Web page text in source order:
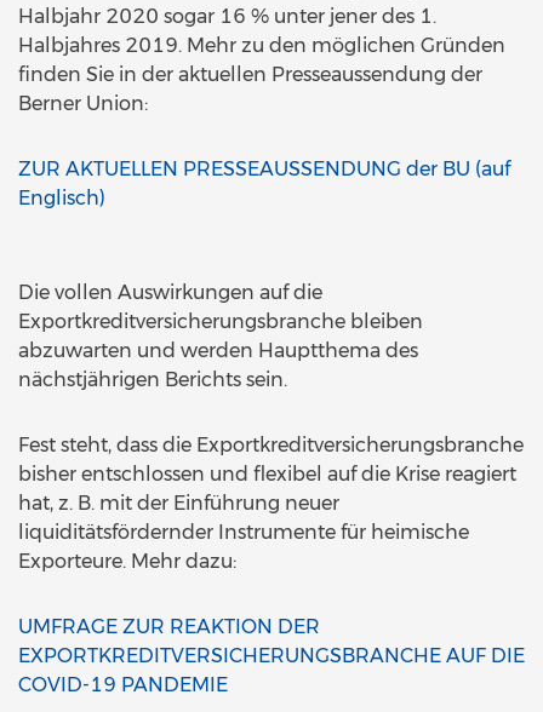
Halbjahr 2020 sogar 16 % unter jener des 1.
Halbjahres 2019. Mehr zu den möglichen Gründen
finden Sie in der aktuellen Presseaussendung der
Berner Union:
ZUR AKTUELLEN PRESSEAUSSENDUNG der BU (auf
Englisch)
Die vollen Auswirkungen auf die
Exportkreditversicherungsbranche bleiben
abzuwarten und werden Hauptthema des
nächstjährigen Berichts sein.
Fest steht, dass die Exportkreditversicherungsbranche
bisher entschlossen und flexibel auf die Krise reagiert
hat, z. B. mit der Einführung neuer
liquiditätsfördernder Instrumente für heimische
Exporteure. Mehr dazu:
UMFRAGE ZUR REAKTION DER
EXPORTKREDITVERSICHERUNGSBRANCHE AUF DIE
COVID-19 PANDEMIE